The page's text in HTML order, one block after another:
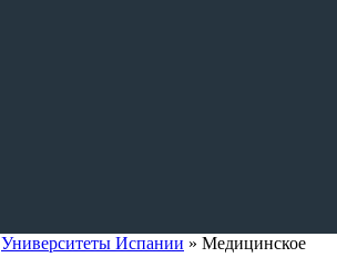
Университеты Испании » Медицинское